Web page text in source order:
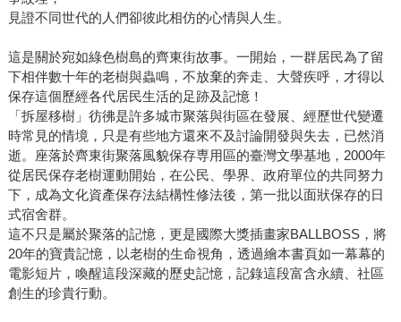
見證不同世代的人們卻彼此相仿的心情與人生。
這是關於宛如綠色樹島的齊東街故事。一開始，一群居民為了留
下相伴數十年的老樹與蟲鳴，不放棄的奔走、大聲疾呼，才得以
保存這個歷經各代居民生活的足跡及記憶！
「拆屋移樹」彷彿是許多城市聚落與街區在發展、經歷世代變遷
時常見的情境，只是有些地方還來不及討論開發與失去，已然消
逝。座落於齊東街聚落風貌保存専用區的臺灣文學基地，2000年
從居民保存老樹運動開始，在公民、學界、政府單位的共同努力
下，成為文化資產保存法結構性修法後，第一批以面狀保存的日
式宿舍群。
這不只是屬於聚落的記憶，更是國際大獎插畫家BALLBOSS，將
20年的寶貴記憶，以老樹的生命視角，透過繪本書頁如一幕幕的
電影短片，喚醒這段深藏的歷史記憶，記錄這段富含永續、社區
創生的珍貴行動。